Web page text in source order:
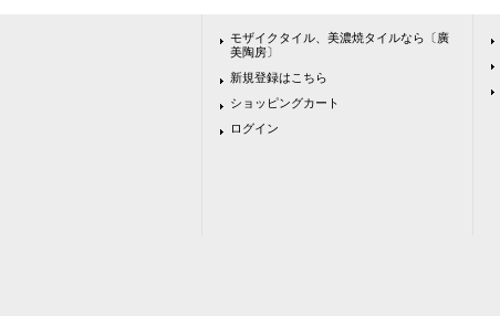
モザイクタイル、美濃焼タイルなら〔廣
美陶房〕
新規登録はこちら
ショッピングカート
ログイン